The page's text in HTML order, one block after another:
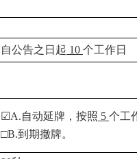
自公告之日起 10 个工作日
☑A.自动延牌 ， 按照 5 个工
□B.到期撤牌。